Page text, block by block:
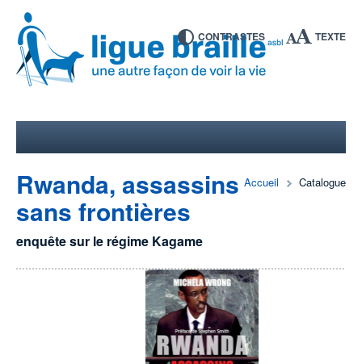
CONTRASTES TEXTE
Accueil Catalogue
Rwanda, assassins
sans frontières
enquête sur le régime Kagame